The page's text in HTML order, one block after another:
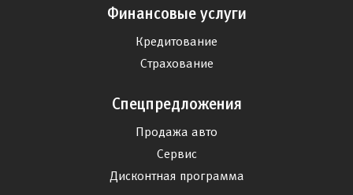
Финансовые услуги
Кредитование
Страхование
Спецпредложения
Продажа авто
Сервис
Дисконтная программа